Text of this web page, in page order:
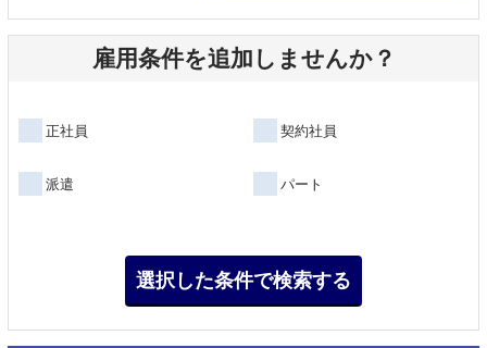
雇用条件を追加しませんか？
正社員 契約社員
派遣 パート